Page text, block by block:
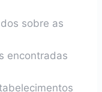
sobre as
encontradas